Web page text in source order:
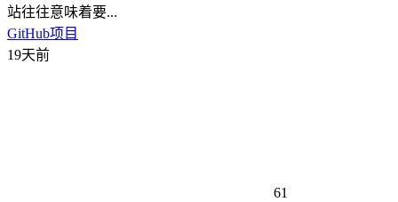
站往往意味着要...
GitHub项目
19天前
61